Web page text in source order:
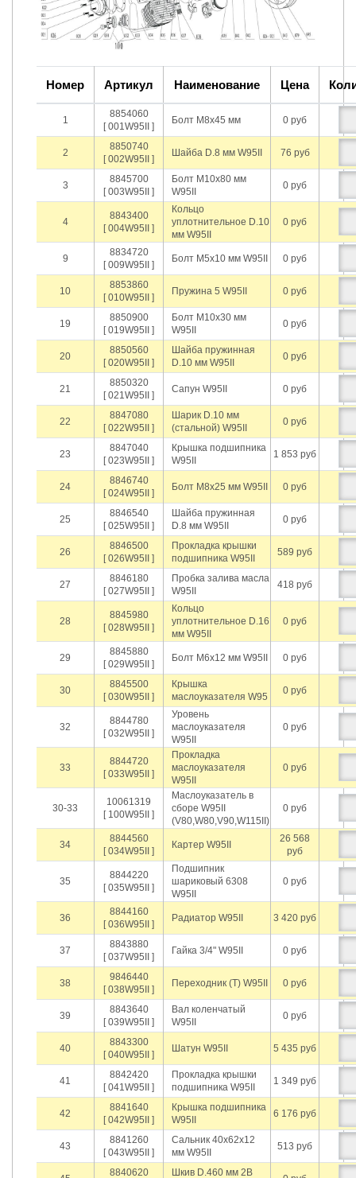
Номер Артикул Наименование Цена
1
8854060
[ 001W95II ]
Болт М8х45 мм 0 руб
2
8850740
[ 002W95II ]
Шайба D.8 мм W95II 76 руб
3
8845700
[ 003W95II ]
Болт М10х80 мм
W95II
0 руб
4
8843400
[ 004W95II ]
Кольцо
уплотнительное D.10
мм W95II
0 руб
9
8834720
[ 009W95II ]
Болт М5х10 мм W95II 0 руб
10
8853860
[ 010W95II ]
Пружина 5 W95II 0 руб
19
8850900
[ 019W95II ]
Болт М10х30 мм
W95II
0 руб
20
8850560
[ 020W95II ]
Шайба пружинная
D.10 мм W95II
0 руб
21
8850320
[ 021W95II ]
Сапун W95II 0 руб
22
8847080
[ 022W95II ]
Шарик D.10 мм
(стальной) W95II
0 руб
23
8847040
[ 023W95II ]
Крышка подшипника
W95II
1 853 руб
24
8846740
[ 024W95II ]
Болт М8х25 мм W95II 0 руб
25
8846540
[ 025W95II ]
Шайба пружинная
D.8 мм W95II
0 руб
26
8846500
[ 026W95II ]
Прокладка крышки
подшипника W95II
589 руб
27
8846180
[ 027W95II ]
Пробка залива масла
W95II
418 руб
28
8845980
[ 028W95II ]
Кольцо
уплотнительное D.16
мм W95II
0 руб
29
8845880
[ 029W95II ]
Болт М6х12 мм W95II 0 руб
30
8845500
[ 030W95II ]
Крышка
маслоуказателя W95
0 руб
32
8844780
[ 032W95II ]
Уровень
маслоуказателя
W95II
0 руб
33
8844720
[ 033W95II ]
Прокладка
маслоуказателя
W95II
0 руб
30-33
10061319
[ 100W95II ]
Маслоуказатель в
сборе W95II
(V80,W80,V90,W115II)
0 руб
34
8844560
[ 034W95II ]
Картер W95II
26 568
руб
35
8844220
[ 035W95II ]
Подшипник
шариковый 6308
W95II
0 руб
36
8844160
[ 036W95II ]
Радиатор W95II 3 420 руб
37
8843880
[ 037W95II ]
Гайка 3/4" W95II 0 руб
38
9846440
[ 038W95II ]
Переходник (T) W95II 0 руб
39
8843640
[ 039W95II ]
Вал коленчатый
W95II
0 руб
40
8843300
[ 040W95II ]
Шатун W95II 5 435 руб
41
8842420
[ 041W95II ]
Прокладка крышки
подшипника W95II
1 349 руб
42
8841640
[ 042W95II ]
Крышка подшипника
W95II
6 176 руб
43
8841260
[ 043W95II ]
Сальник 40х62х12
мм W95II
513 руб
8840620 Шкив D.460 мм 2B